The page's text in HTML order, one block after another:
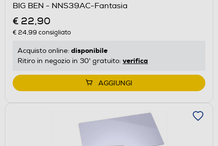
BIG BEN - NNS39AC-Fantasia
€ 22,90
€ 24,99 consigliato
Acquisto online: disponibile
Ritiro in negozio in 30' gratuito: verifica
AGGIUNGI